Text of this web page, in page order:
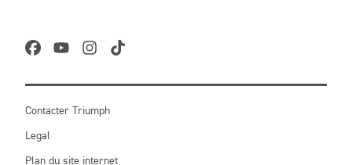
Contacter Triumph
Legal
Plan du site internet